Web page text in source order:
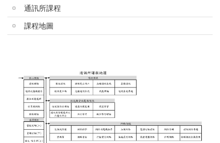
通訊所課程
課程地圖